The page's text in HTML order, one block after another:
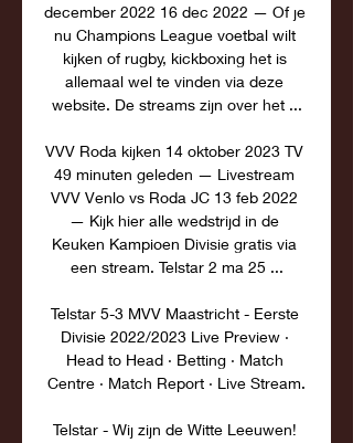
december 2022 16 dec 2022 — Of je
nu Champions League voetbal wilt
kijken of rugby, kickboxing het is
allemaal wel te vinden via deze
website. De streams zijn over het ...
VVV Roda kijken 14 oktober 2023 TV
49 minuten geleden — Livestream
VVV Venlo vs Roda JC 13 feb 2022
— Kijk hier alle wedstrijd in de
Keuken Kampioen Divisie gratis via
een stream. Telstar 2 ma 25 ...
Telstar 5-3 MVV Maastricht - Eerste
Divisie 2022/2023 Live Preview ·
Head to Head · Betting · Match
Centre · Match Report · Live Stream.
Telstar - Wij zijn de Witte Leeuwen!